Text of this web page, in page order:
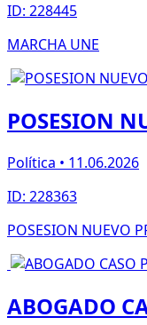
ID: 228445
MARCHA UNE
POSESION
Política • 11.06.2026
ID: 228363
POSESION NUEVO
ABOGADO